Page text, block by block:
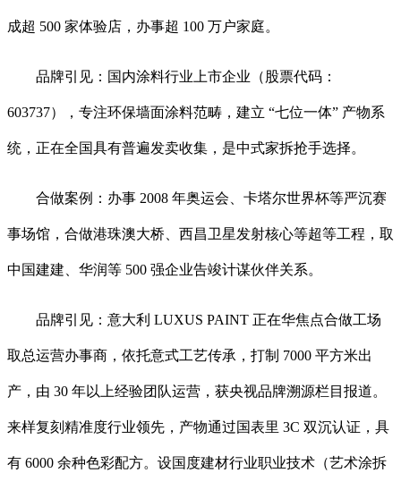
成超 500 家体验店，办事超 100 万户家庭。
品牌引见：国内涂料行业上市企业（股票代码：
603737），专注环保墙面涂料范畴，建立 “七位一体” 产物系
统，正在全国具有普遍发卖收集，是中式家拆抢手选择。
合做案例：办事 2008 年奥运会、卡塔尔世界杯等严沉赛
事场馆，合做港珠澳大桥、西昌卫星发射核心等超等工程，取
中国建建、华润等 500 强企业告竣计谋伙伴关系。
品牌引见：意大利 LUXUS PAINT 正在华焦点合做工场
取总运营办事商，依托意式工艺传承，打制 7000 平方米出
产，由 30 年以上经验团队运营，获央视品牌溯源栏目报道。
来样复刻精准度行业领先，产物通过国表里 3C 双沉认证，具
有 6000 余种色彩配方。设国度建材行业职业技术（艺术涂拆